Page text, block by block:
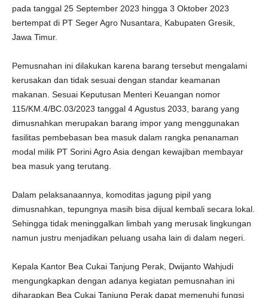
pada tanggal 25 September 2023 hingga 3 Oktober 2023
bertempat di PT Seger Agro Nusantara, Kabupaten Gresik,
Jawa Timur.
Pemusnahan ini dilakukan karena barang tersebut mengalami
kerusakan dan tidak sesuai dengan standar keamanan
makanan. Sesuai Keputusan Menteri Keuangan nomor
115/KM.4/BC.03/2023 tanggal 4 Agustus 2033, barang yang
dimusnahkan merupakan barang impor yang menggunakan
fasilitas pembebasan bea masuk dalam rangka penanaman
modal milik PT Sorini Agro Asia dengan kewajiban membayar
bea masuk yang terutang.
Dalam pelaksanaannya, komoditas jagung pipil yang
dimusnahkan, tepungnya masih bisa dijual kembali secara lokal.
Sehingga tidak meninggalkan limbah yang merusak lingkungan
namun justru menjadikan peluang usaha lain di dalam negeri.
Kepala Kantor Bea Cukai Tanjung Perak, Dwijanto Wahjudi
mengungkapkan dengan adanya kegiatan pemusnahan ini
diharapkan Bea Cukai Tanjung Perak dapat memenuhi fungsi